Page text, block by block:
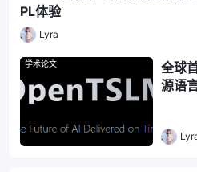
PL体验
Lyra
学术论文
全球
源语